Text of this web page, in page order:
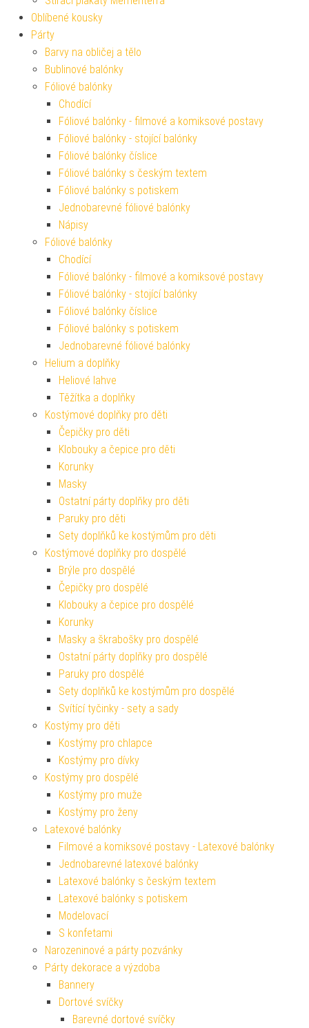
Oblíbené kousky
Párty
Barvy na obličej a tělo
Bublinové balónky
Fóliové balónky
Chodící
Fóliové balónky - filmové a komiksové postavy
Fóliové balónky - stojící balónky
Fóliové balónky číslice
Fóliové balónky s českým textem
Fóliové balónky s potiskem
Jednobarevné fóliové balónky
Nápisy
Fóliové balónky
Chodící
Fóliové balónky - filmové a komiksové postavy
Fóliové balónky - stojící balónky
Fóliové balónky číslice
Fóliové balónky s potiskem
Jednobarevné fóliové balónky
Helium a doplňky
Heliové lahve
Těžítka a doplňky
Kostýmové doplňky pro děti
Čepičky pro děti
Klobouky a čepice pro děti
Korunky
Masky
Ostatní párty doplňky pro děti
Paruky pro děti
Sety doplňků ke kostýmům pro děti
Kostýmové doplňky pro dospělé
Brýle pro dospělé
Čepičky pro dospělé
Klobouky a čepice pro dospělé
Korunky
Masky a škrabošky pro dospělé
Ostatní párty doplňky pro dospělé
Paruky pro dospělé
Sety doplňků ke kostýmům pro dospělé
Svítící tyčinky - sety a sady
Kostýmy pro děti
Kostýmy pro chlapce
Kostýmy pro dívky
Kostýmy pro dospělé
Kostýmy pro muže
Kostýmy pro ženy
Latexové balónky
Filmové a komiksové postavy - Latexové balónky
Jednobarevné latexové balónky
Latexové balónky s českým textem
Latexové balónky s potiskem
Modelovací
S konfetami
Narozeninové a párty pozvánky
Párty dekorace a výzdoba
Bannery
Dortové svíčky
Barevné dortové svíčky